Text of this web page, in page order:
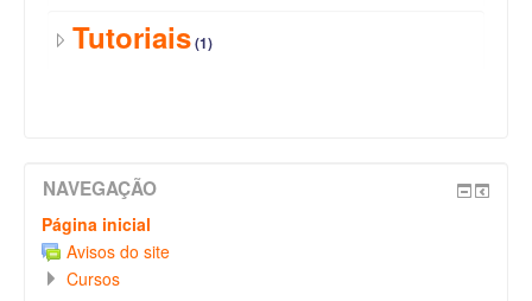
Tutoriais(1)
NAVEGAÇÃO
Página inicial
Avisos do site
Cursos